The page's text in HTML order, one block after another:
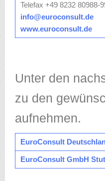
Telefax +49 8232 80988-
info@euroconsult.de
www.euroconsult.de
Unter den
zu den
aufnehmen.
EuroConsult
EuroConsult GmbH